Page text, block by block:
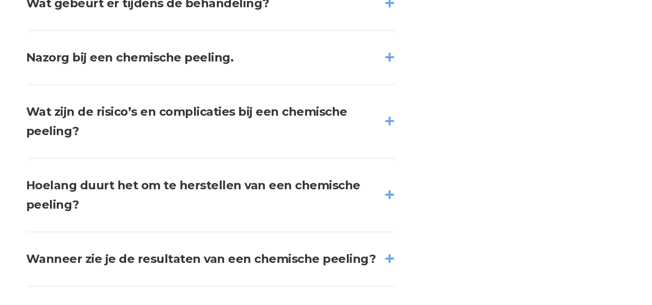
Wat gebeurt er tijdens de behandeling?
Nazorg bij een chemische peeling.
Wat zijn de risico’s en complicaties bij een chemische
peeling?
Hoelang duurt het om te herstellen van een chemische
peeling?
Wanneer zie je de resultaten van een chemische peeling?